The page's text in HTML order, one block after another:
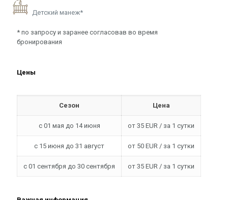
Детский манеж*
* по запросу и заранее согласовав во время
бронирования
Цены
Сезон Цена
с 01 мая до 14 июня от 35 EUR / за 1 сутки
с 15 июня до 31 август от 50 EUR / за 1 сутки
с 01 сентября до 30 сентября от 35 EUR / за 1 сутки